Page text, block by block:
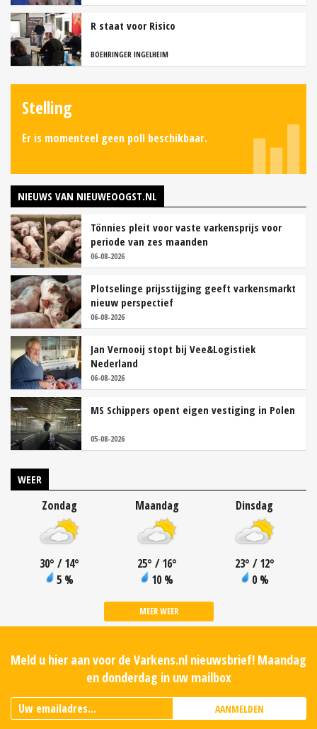
R staat voor Risico
BOEHRINGER INGELHEIM
Stelling
Er is momenteel geen poll beschikbaar.
NIEUWS VAN NIEUWEOOGST.NL
Tönnies pleit voor vaste varkensprijs voor
periode van zes maanden
06-08-2026
Plotselinge prijsstijging geeft varkensmarkt
nieuw perspectief
06-08-2026
Jan Vernooij stopt bij Vee&Logistiek
Nederland
06-08-2026
MS Schippers opent eigen vestiging in Polen
05-08-2026
WEER
Zondag
30° / 14°
5 %
Maandag
25° / 16°
10 %
Dinsdag
23° / 12°
0 %
MEER WEER
Meld u hier aan voor de Varkens.nl nieuwsbrief! Maandag
en donderdag in uw mailbox
AANMELDEN